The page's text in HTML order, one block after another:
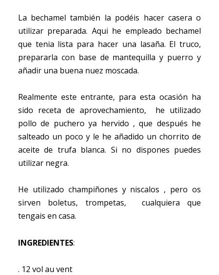
La bechamel también la podéis hacer casera o
utilizar preparada. Aqui he empleado bechamel
que tenia lista para hacer una lasaña. El truco,
prepararla con base de mantequilla y puerro y
añadir una buena nuez moscada.
Realmente este entrante, para esta ocasión ha
sido receta de aprovechamiento, he utilizado
pollo de puchero ya hervido , que después he
salteado un poco y le he añadido un chorrito de
aceite de trufa blanca. Si no dispones puedes
utilizar negra.
He utilizado champiñones y niscalos , pero os
sirven boletus, trompetas, cualquiera que
tengais en casa.
INGREDIENTES:
. 12 vol au vent